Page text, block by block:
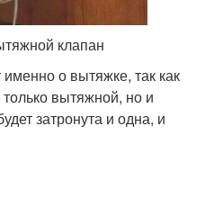
клапан
о вытяжке, так как
вытяжной, но и
затронута и одна, и